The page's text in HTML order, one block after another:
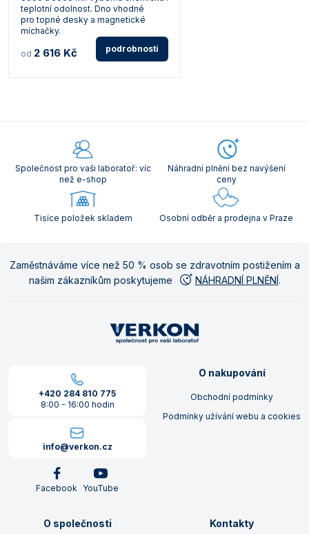
teplotní odolnost. Dno vhodné
pro topné desky a magnetické
míchačky.
od 2 616 Kč podrobnosti
Společnost pro vaši laboratoř: víc
než e-shop
Náhradní plnění bez navýšení
ceny
Tisíce položek skladem Osobní odběr a prodejna v Praze
Zaměstnáváme více než 50 % osob se zdravotním postižením a
našim zákazníkům poskytujeme
NÁHRADNÍ PLNĚNÍ.
+420 284 810 775
8:00 - 16:00 hodin
info@verkon.cz
Facebook YouTube
O nakupování
Obchodní podmínky
Podmínky užívání webu a cookies
O společnosti Kontakty